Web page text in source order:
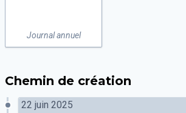
Journal annuel
Chemin de création
22 juin 2025